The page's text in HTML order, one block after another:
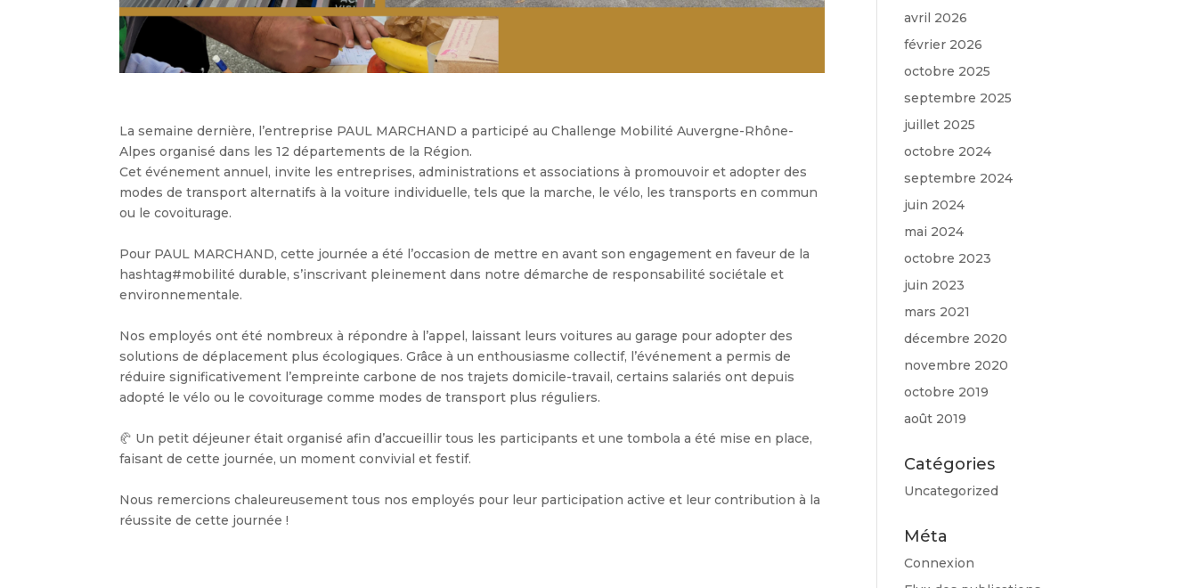
La semaine dernière, l’entreprise PAUL MARCHAND a participé au Challenge Mobilité Auvergne-Rhône-
Alpes organisé dans les 12 départements de la Région.
Cet événement annuel, invite les entreprises, administrations et associations à promouvoir et adopter des
modes de transport alternatifs à la voiture individuelle, tels que la marche, le vélo, les transports en commun
ou le covoiturage.
Pour PAUL MARCHAND, cette journée a été l’occasion de mettre en avant son engagement en faveur de la
hashtag#mobilité durable, s’inscrivant pleinement dans notre démarche de responsabilité sociétale et
environnementale.
Nos employés ont été nombreux à répondre à l’appel, laissant leurs voitures au garage pour adopter des
solutions de déplacement plus écologiques. Grâce à un enthousiasme collectif, l’événement a permis de
réduire significativement l’empreinte carbone de nos trajets domicile-travail, certains salariés ont depuis
adopté le vélo ou le covoiturage comme modes de transport plus réguliers.
🥐 Un petit déjeuner était organisé afin d’accueillir tous les participants et une tombola a été mise en place,
faisant de cette journée, un moment convivial et festif.
Nous remercions chaleureusement tous nos employés pour leur participation active et leur contribution à la
réussite de cette journée !
avril 2026
février 2026
octobre 2025
septembre 2025
juillet 2025
octobre 2024
septembre 2024
juin 2024
mai 2024
octobre 2023
juin 2023
mars 2021
décembre 2020
novembre 2020
octobre 2019
août 2019
Catégories
Uncategorized
Méta
Connexion